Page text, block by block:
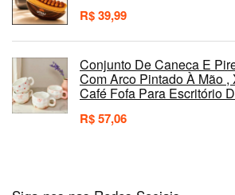
R$39,99
Conjunto De Caneca E
Com Arco Pintado À Mão
Café Fofa Para Escritório
R$57,06